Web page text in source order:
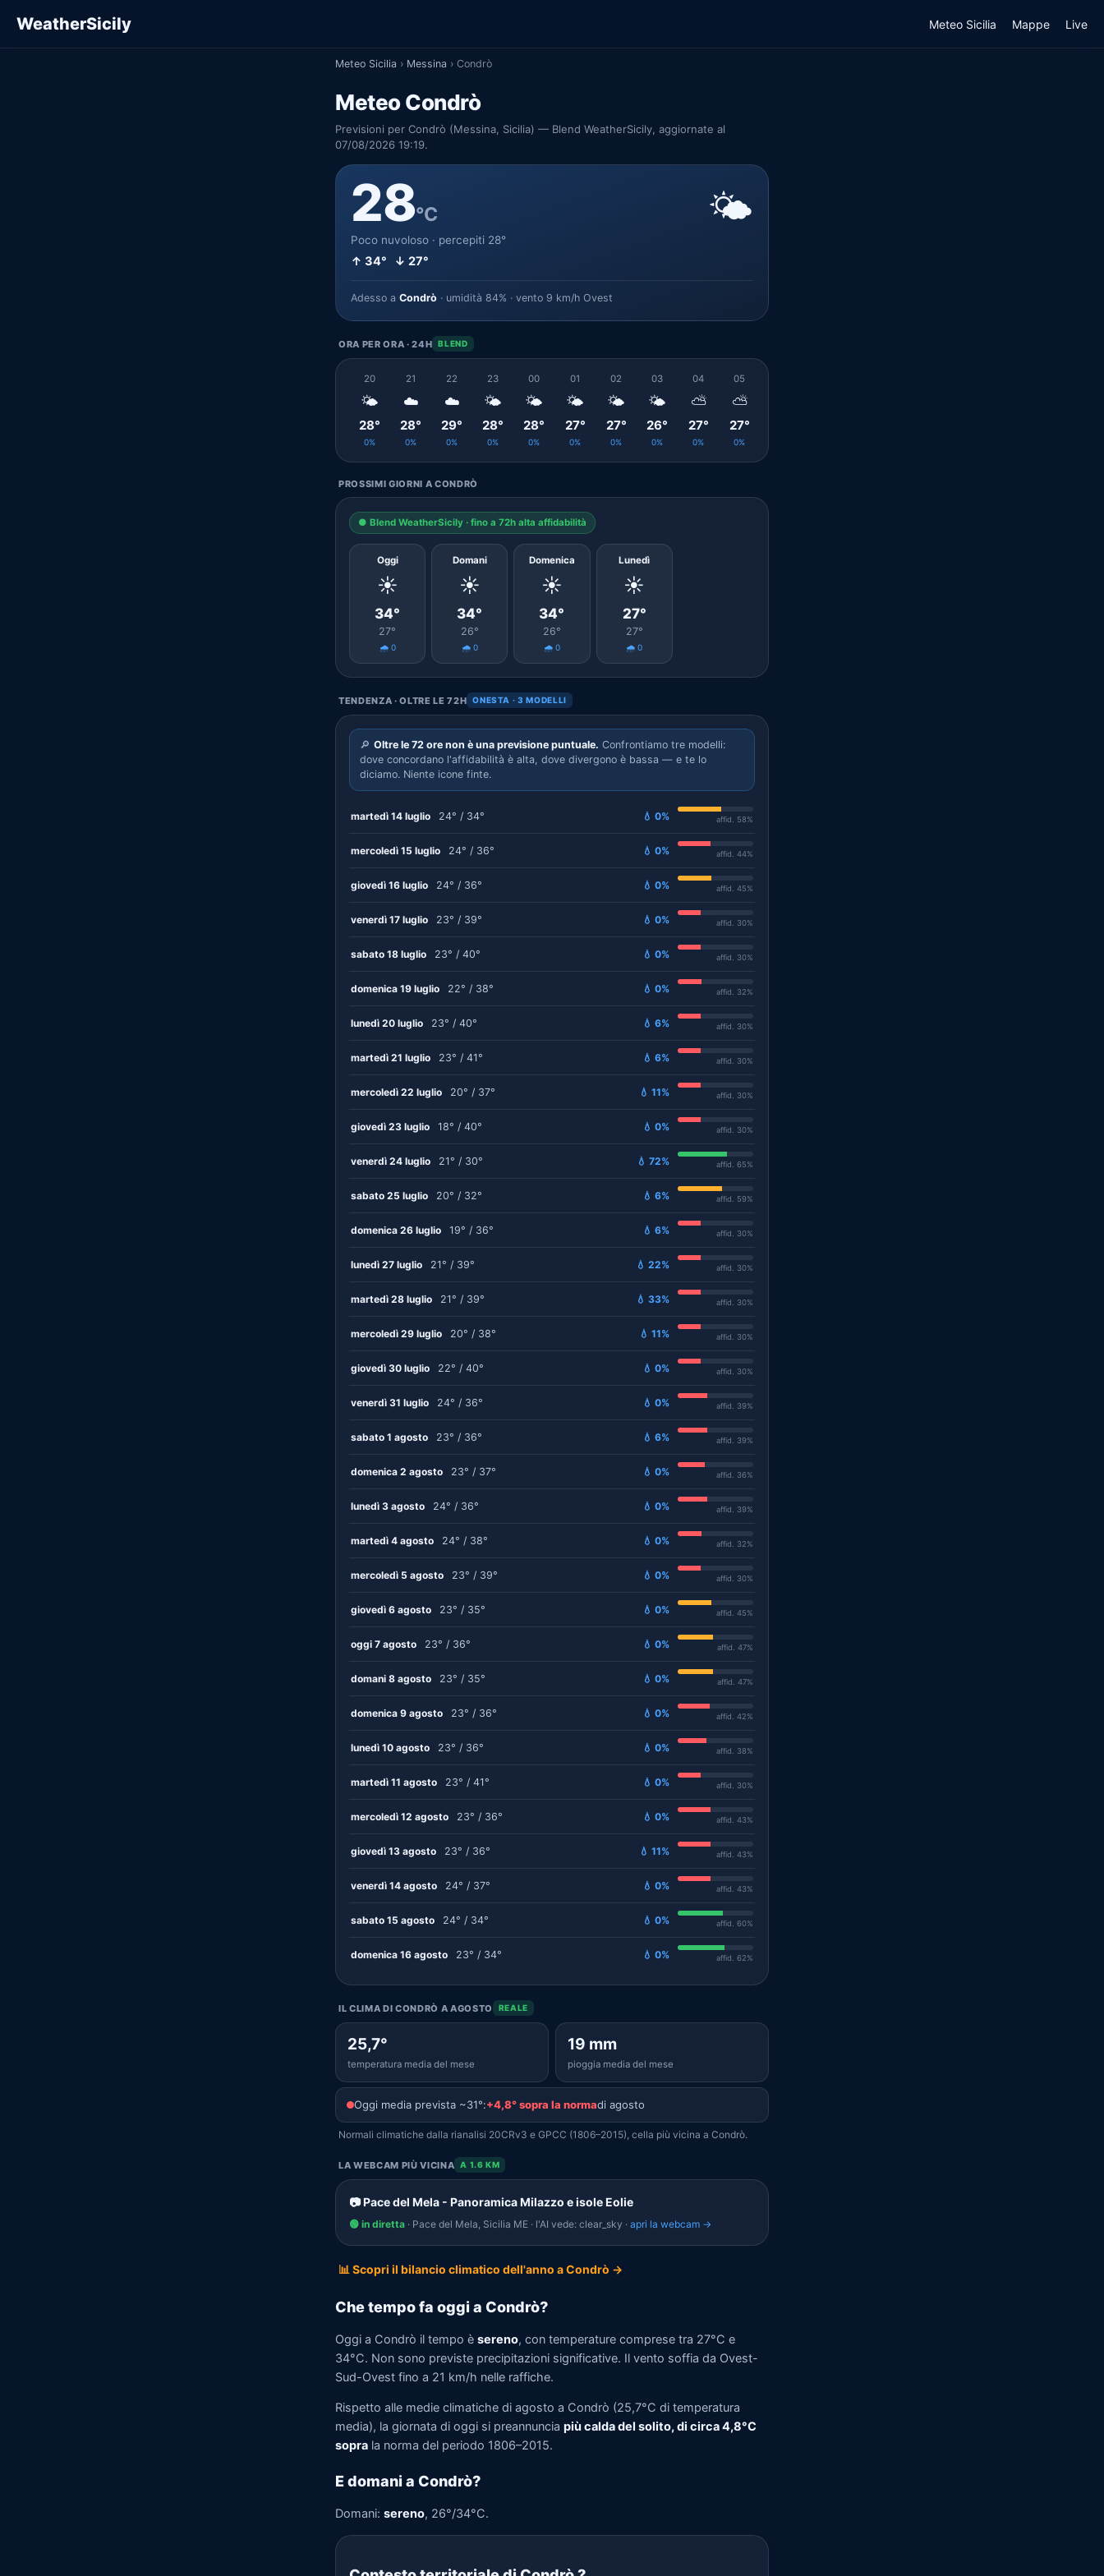
WeatherSicily Meteo Sicilia Mappe Live
Meteo Sicilia › Messina › Condrò
Meteo Condrò
Previsioni per Condrò (Messina, Sicilia) — Blend WeatherSicily, aggiornate al
07/08/2026 19:19.
28°C
Poco nuvoloso · percepiti 28°
↑ 34° ↓ 27°
🌤️
Adesso a Condrò · umidità 84% · vento 9 km/h Ovest
ORA PER ORA · 24H BLEND
20
🌤️
28°
0%
21
☁️
28°
0%
22
☁️
29°
0%
23
🌤️
28°
0%
00
🌤️
28°
0%
01
🌤️
27°
0%
02
🌤️
27°
0%
03
🌤️
26°
0%
04
⛅
27°
0%
05
⛅
27°
0%
PROSSIMI GIORNI A CONDRÒ
● Blend WeatherSicily · fino a 72h alta affidabilità
Oggi
☀️
34°
27°
🌧️ 0
Domani
☀️
34°
26°
🌧️ 0
Domenica
☀️
34°
26°
🌧️ 0
Lunedì
☀️
27°
27°
🌧️ 0
TENDENZA · OLTRE LE 72H ONESTA · 3 MODELLI
🔎 Oltre le 72 ore non è una previsione puntuale. Confrontiamo tre modelli:
dove concordano l'affidabilità è alta, dove divergono è bassa — e te lo
diciamo. Niente icone finte.
martedì 14 luglio 24° / 34° 💧 0% affid. 58%
mercoledì 15 luglio 24° / 36° 💧 0% affid. 44%
giovedì 16 luglio 24° / 36° 💧 0% affid. 45%
venerdì 17 luglio 23° / 39° 💧 0% affid. 30%
sabato 18 luglio 23° / 40° 💧 0% affid. 30%
domenica 19 luglio 22° / 38° 💧 0% affid. 32%
lunedì 20 luglio 23° / 40° 💧 6% affid. 30%
martedì 21 luglio 23° / 41° 💧 6% affid. 30%
mercoledì 22 luglio 20° / 37° 💧 11% affid. 30%
giovedì 23 luglio 18° / 40° 💧 0% affid. 30%
venerdì 24 luglio 21° / 30° 💧 72% affid. 65%
sabato 25 luglio 20° / 32° 💧 6% affid. 59%
domenica 26 luglio 19° / 36° 💧 6% affid. 30%
lunedì 27 luglio 21° / 39° 💧 22% affid. 30%
martedì 28 luglio 21° / 39° 💧 33% affid. 30%
mercoledì 29 luglio 20° / 38° 💧 11% affid. 30%
giovedì 30 luglio 22° / 40° 💧 0% affid. 30%
venerdì 31 luglio 24° / 36° 💧 0% affid. 39%
sabato 1 agosto 23° / 36° 💧 6% affid. 39%
domenica 2 agosto 23° / 37° 💧 0% affid. 36%
lunedì 3 agosto 24° / 36° 💧 0% affid. 39%
martedì 4 agosto 24° / 38° 💧 0% affid. 32%
mercoledì 5 agosto 23° / 39° 💧 0% affid. 30%
giovedì 6 agosto 23° / 35° 💧 0% affid. 45%
oggi 7 agosto 23° / 36° 💧 0% affid. 47%
domani 8 agosto 23° / 35° 💧 0% affid. 47%
domenica 9 agosto 23° / 36° 💧 0% affid. 42%
lunedì 10 agosto 23° / 36° 💧 0% affid. 38%
martedì 11 agosto 23° / 41° 💧 0% affid. 30%
mercoledì 12 agosto 23° / 36° 💧 0% affid. 43%
giovedì 13 agosto 23° / 36° 💧 11% affid. 43%
venerdì 14 agosto 24° / 37° 💧 0% affid. 43%
sabato 15 agosto 24° / 34° 💧 0% affid. 60%
domenica 16 agosto 23° / 34° 💧 0% affid. 62%
IL CLIMA DI CONDRÒ A AGOSTO REALE
25,7°
temperatura media del mese
19 mm
pioggia media del mese
Oggi media prevista ~31°:+4,8° sopra la normadi agosto
Normali climatiche dalla rianalisi 20CRv3 e GPCC (1806–2015), cella più vicina a Condrò.
LA WEBCAM PIÙ VICINA A 1.6 KM
📷 Pace del Mela - Panoramica Milazzo e isole Eolie
🟢 in diretta · Pace del Mela, Sicilia ME · l'AI vede: clear_sky · apri la webcam →
📊 Scopri il bilancio climatico dell'anno a Condrò →
Che tempo fa oggi a Condrò?
Oggi a Condrò il tempo è sereno, con temperature comprese tra 27°C e
34°C. Non sono previste precipitazioni significative. Il vento soffia da Ovest-
Sud-Ovest fino a 21 km/h nelle raffiche.
Rispetto alle medie climatiche di agosto a Condrò (25,7°C di temperatura
media), la giornata di oggi si preannuncia più calda del solito, di circa 4,8°C
sopra la norma del periodo 1806–2015.
E domani a Condrò?
Domani: sereno, 26°/34°C.